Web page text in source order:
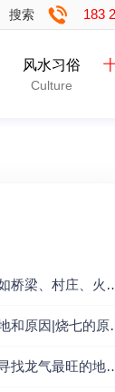
搜索 183
风水习俗
Culture
坟地附近的建筑物如桥梁、村庄、
公墓祭祀
四川农村墓地怎么